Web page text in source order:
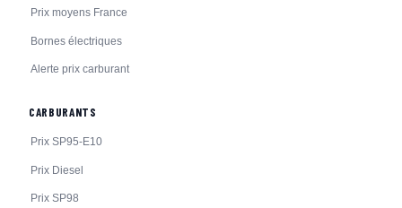
Prix moyens France
Bornes électriques
Alerte prix carburant
CARBURANTS
Prix SP95-E10
Prix Diesel
Prix SP98